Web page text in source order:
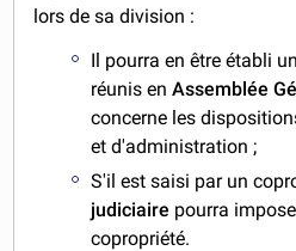
lors de sa division :
Il pourra en être établi
réunis enAssemblée
concerne les
et d'administration ;
S'il est saisi par un
judiciaire pourra
copropriété.